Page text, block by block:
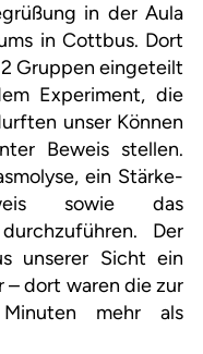
in der Aula
in Cottbus. Dort
Gruppen eingeteilt
Experiment, die
unser Können
Beweis stellen.
ein Stärke-
sowie das
Der
unserer Sicht ein
– dort waren die zur
mehr als